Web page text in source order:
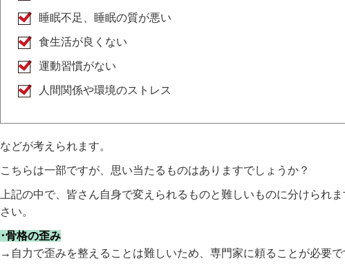
睡眠不足、睡眠の質が悪い
食生活が良くない
運動習慣がない
人間関係や環境のストレス
などが考えられます。
こちらは一部ですが、思い当たるものはありますでしょうか？
上記の中で、皆さん自身で変えられるものと難しいものに分けられ
さい。
･骨格の歪み
→自力で歪みを整えることは難しいため、専門家に頼ることが必要で